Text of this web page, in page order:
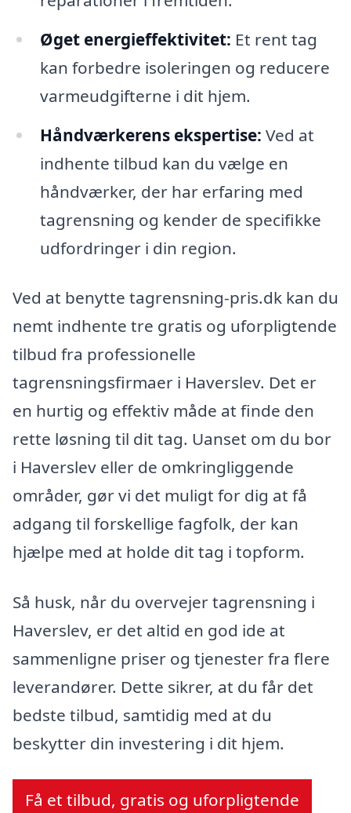
Øget energieffektivitet: Et rent tag
kan forbedre isoleringen og reducere
varmeudgifterne i dit hjem.
Håndværkerens ekspertise: Ved at
indhente tilbud kan du vælge en
håndværker, der har erfaring med
tagrensning og kender de specifikke
udfordringer i din region.
Ved at benytte tagrensning-pris.dk kan du
nemt indhente tre gratis og uforpligtende
tilbud fra professionelle
tagrensningsfirmaer i Haverslev. Det er
en hurtig og effektiv måde at finde den
rette løsning til dit tag. Uanset om du bor
i Haverslev eller de omkringliggende
områder, gør vi det muligt for dig at få
adgang til forskellige fagfolk, der kan
hjælpe med at holde dit tag i topform.
Så husk, når du overvejer tagrensning i
Haverslev, er det altid en god ide at
sammenligne priser og tjenester fra flere
leverandører. Dette sikrer, at du får det
bedste tilbud, samtidig med at du
beskytter din investering i dit hjem.
Få et tilbud, gratis og uforpligtende